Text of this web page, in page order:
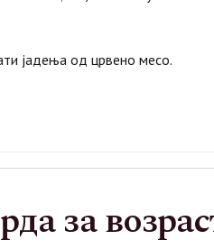
јадења од црвено месо.
за